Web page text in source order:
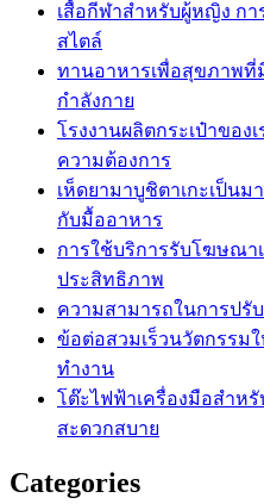
เสื้อกีฬาสำหรับผู้หญิง กา
สไตล์
ทานอาหารเพื่อสุขภาพที่
กำลังกาย
โรงงานผลิตกระเป๋าขอ
ความต้องการ
เห็ดยามาบูชิตาเกะเป็น
กับมื้ออาหาร
การใช้บริการรับโฆษณา
ประสิทธิภาพ
ความสามารถในการปรั
ข้อต่อสวมเร็วนวัตกรรม
ทำงาน
โต๊ะไฟฟ้าเครื่องมือสำห
สะดวกสบาย
Categories